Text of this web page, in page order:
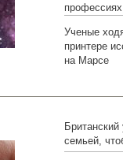
Ученые
принтере
на Марсе
семьей,